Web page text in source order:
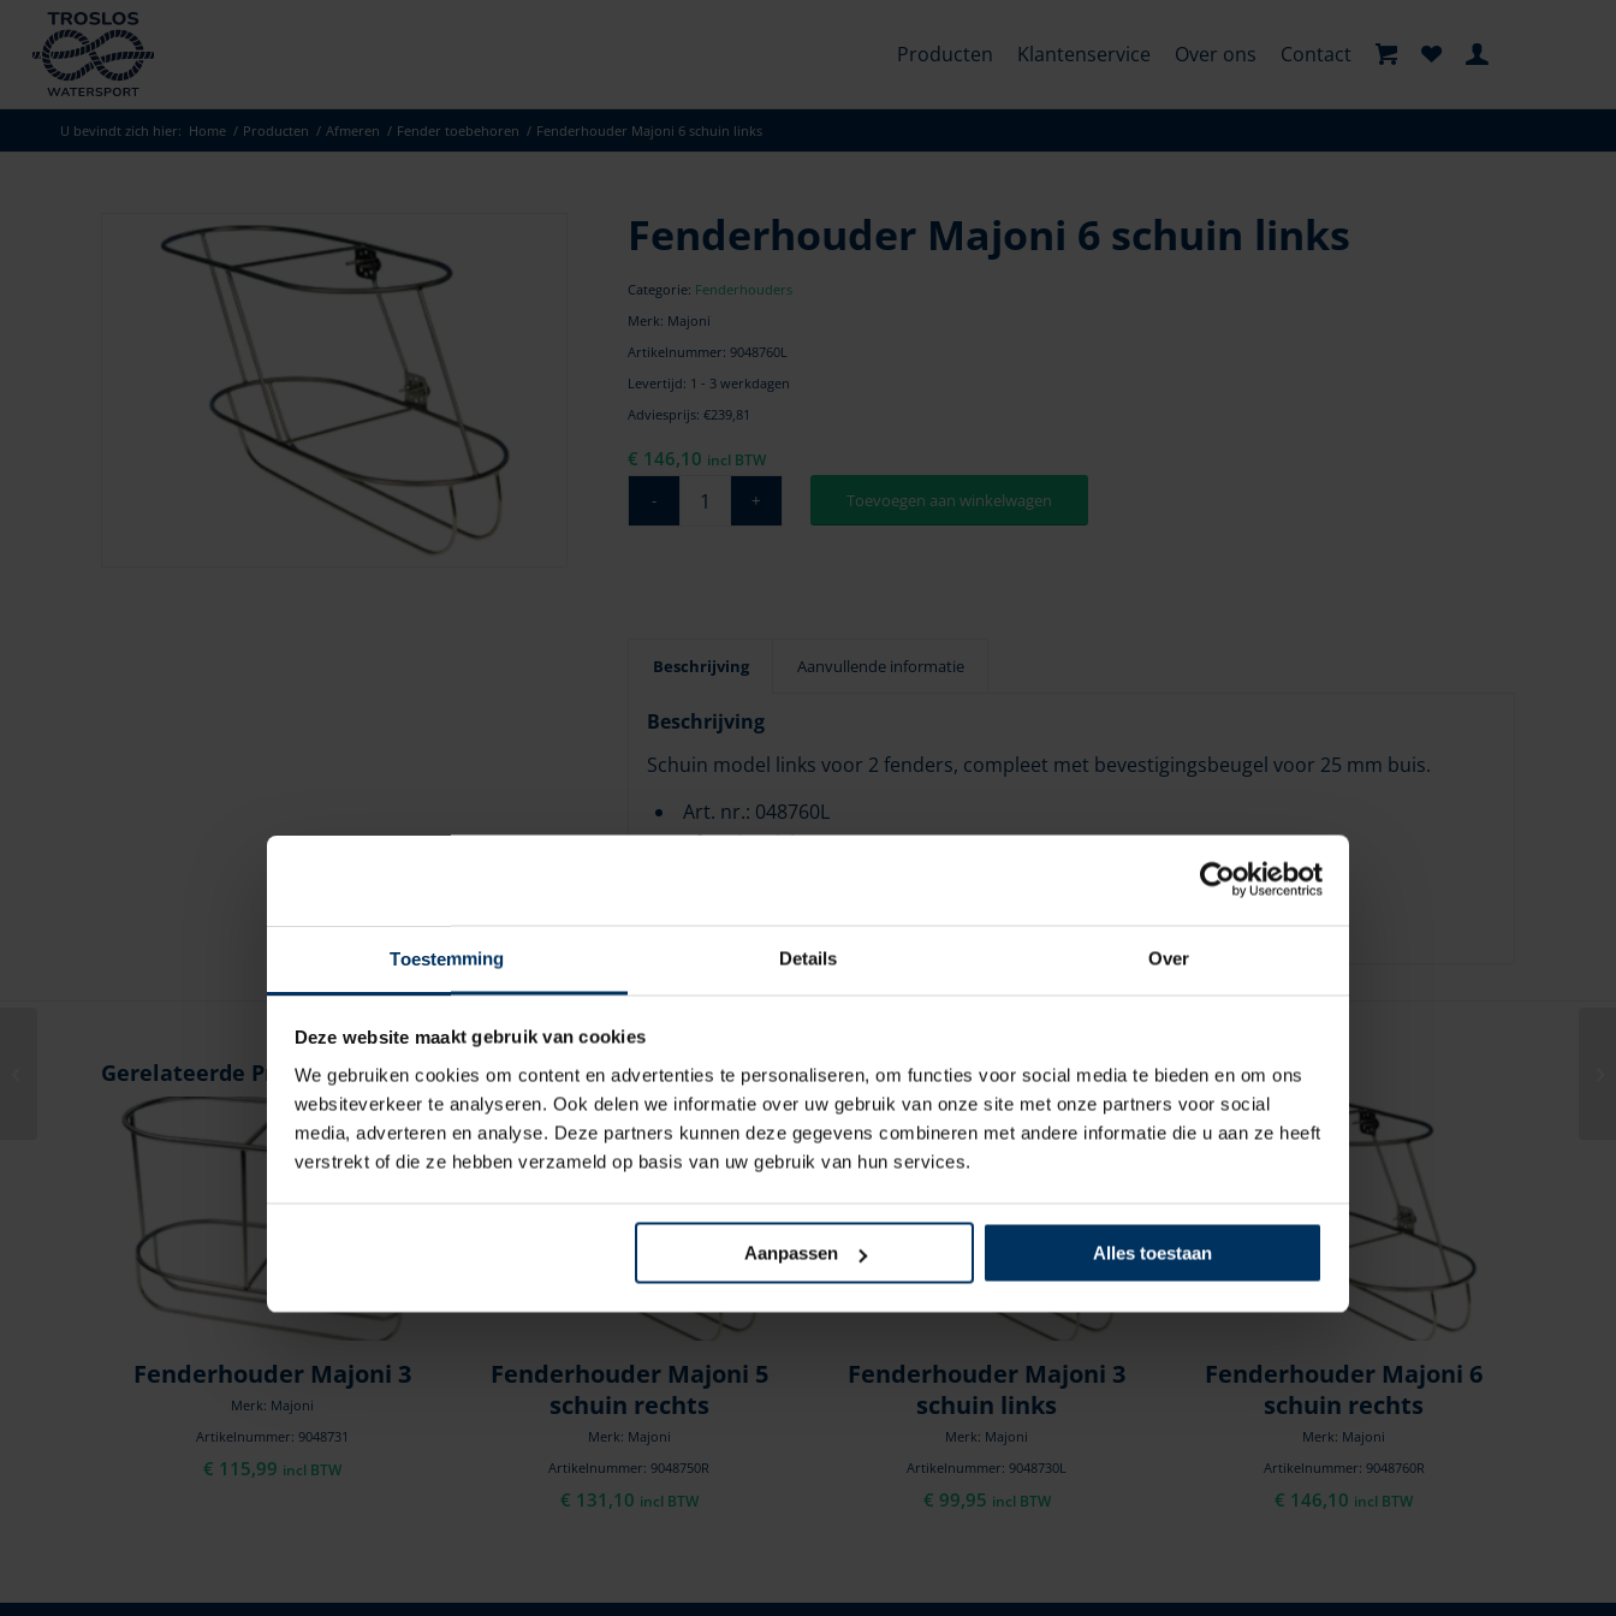
Toestemming Details Over
Deze website maakt gebruik van cookies
We gebruiken cookies om content en advertenties te personaliseren, om functies voor social media te bieden en om ons
websiteverkeer te analyseren. Ook delen we informatie over uw gebruik van onze site met onze partners voor social
media, adverteren en analyse. Deze partners kunnen deze gegevens combineren met andere informatie die u aan ze heeft
verstrekt of die ze hebben verzameld op basis van uw gebruik van hun services.
Aanpassen Alles toestaan
Producten Klantenservice Over ons Contact
U bevindt zich hier: Home / Producten / Afmeren / Fender toebehoren / Fenderhouder Majoni 6 schuin links
Fenderhouder Majoni 6 schuin links
Categorie: Fenderhouders
Merk: Majoni
Artikelnummer: 9048760L
Levertijd: 1 - 3 werkdagen
Adviesprijs: €239,81
€ 146,10 incl BTW
Toevoegen aan winkelwagen
Beschrijving Aanvullende informatie
Beschrijving
Schuin model links voor 2 fenders, compleet met bevestigingsbeugel voor 25 mm buis.
Art. nr.: 048760L
Afmeting (lxh): 970 x 480 mm
Gerelateerde Producten
Fenderhouder Majoni 3
Merk: Majoni
Artikelnummer: 9048731
€ 115,99 incl BTW
Fenderhouder Majoni 5
schuin rechts
Merk: Majoni
Artikelnummer: 9048750R
€ 131,10 incl BTW
Fenderhouder Majoni 3
schuin links
Merk: Majoni
Artikelnummer: 9048730L
€ 99,95 incl BTW
Fenderhouder Majoni 6
schuin rechts
Merk: Majoni
Artikelnummer: 9048760R
€ 146,10 incl BTW
Fenderhouder Majoni 5
schuin rechts